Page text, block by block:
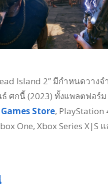
Island 2” มีกำหนดวาง
ศกนี้ (2023) ทั้งแพลตฟอร์ม
Store, PlayStation
One, Xbox Series X|S